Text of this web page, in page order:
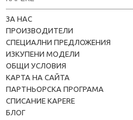
ЗА НАС
ПРОИЗВОДИТЕЛИ
СПЕЦИАЛНИ ПРЕДЛОЖЕНИЯ
ИЗКУПЕНИ МОДЕЛИ
ОБЩИ УСЛОВИЯ
КАРТА НА САЙТА
ПАРТНЬОРСКА ПРОГРАМА
СПИСАНИЕ KAPERE
БЛОГ